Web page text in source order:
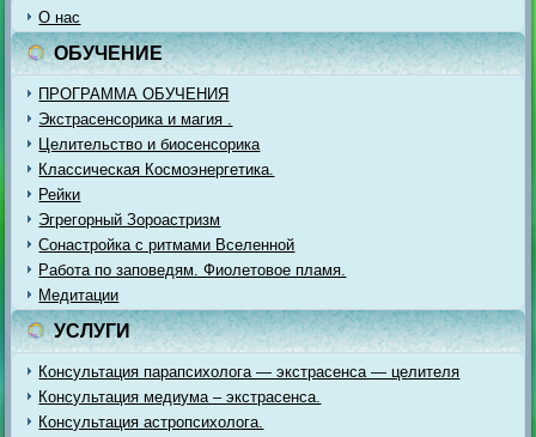
О нас
ОБУЧЕНИЕ
ПРОГРАММА ОБУЧЕНИЯ
Экстрасенсорика и магия .
Целительство и биосенсорика
Классическая Космоэнергетика.
Рейки
Эгрегорный Зороастризм
Сонастройка с ритмами Вселенной
Работа по заповедям. Фиолетовое пламя.
Медитации
УСЛУГИ
Консультация парапсихолога — экстрасенса — целителя
Консультация медиума – экстрасенса.
Консультация астропсихолога.